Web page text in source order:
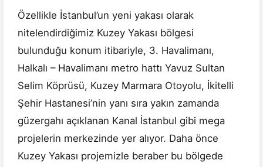
Özellikle İstanbul’un yeni yakası olarak
nitelendirdiğimiz Kuzey Yakası bölgesi
bulunduğu konum itibariyle, 3. Havalimanı,
Halkalı – Havalimanı metro hattı Yavuz Sultan
Selim Köprüsü, Kuzey Marmara Otoyolu, İkitelli
Şehir Hastanesi’nin yanı sıra yakın zamanda
güzergahı açıklanan Kanal İstanbul gibi mega
projelerin merkezinde yer alıyor. Daha önce
Kuzey Yakası projemizle beraber bu bölgede